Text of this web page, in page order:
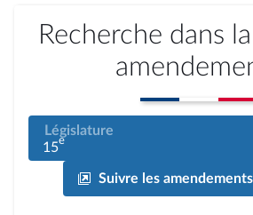
Recherche dans
Législature
15e
Suivre les